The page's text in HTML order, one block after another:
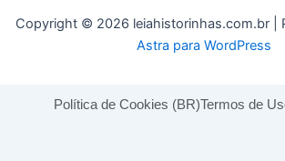
Copyright © 2026 leiahistorinhas.com.br |
Astra para WordPress
Política de Cookies (BR)Termos de